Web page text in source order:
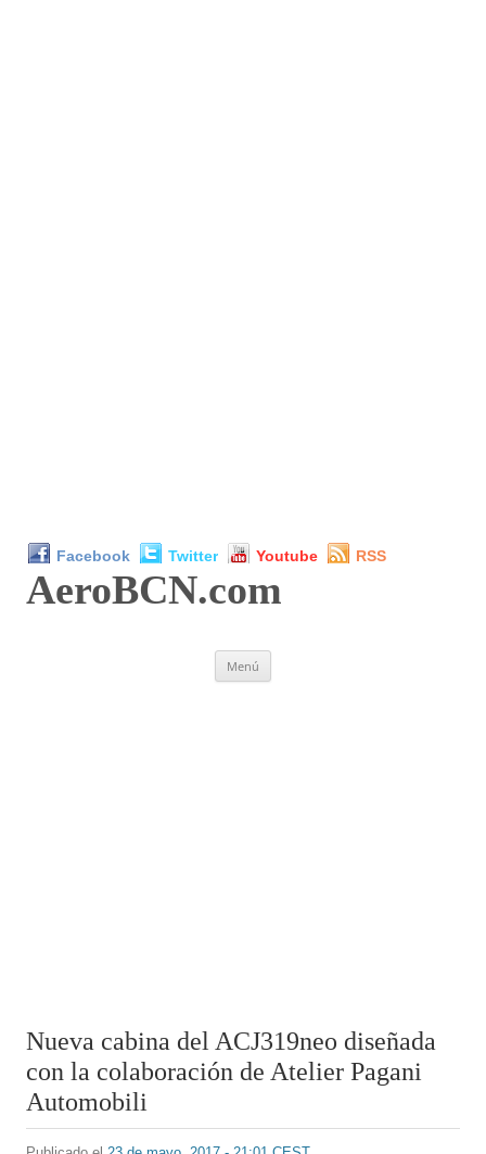
Facebook Twitter Youtube RSS
AeroBCN.com
Menú
Nueva cabina del ACJ319neo diseñada
con la colaboración de Atelier Pagani
Automobili